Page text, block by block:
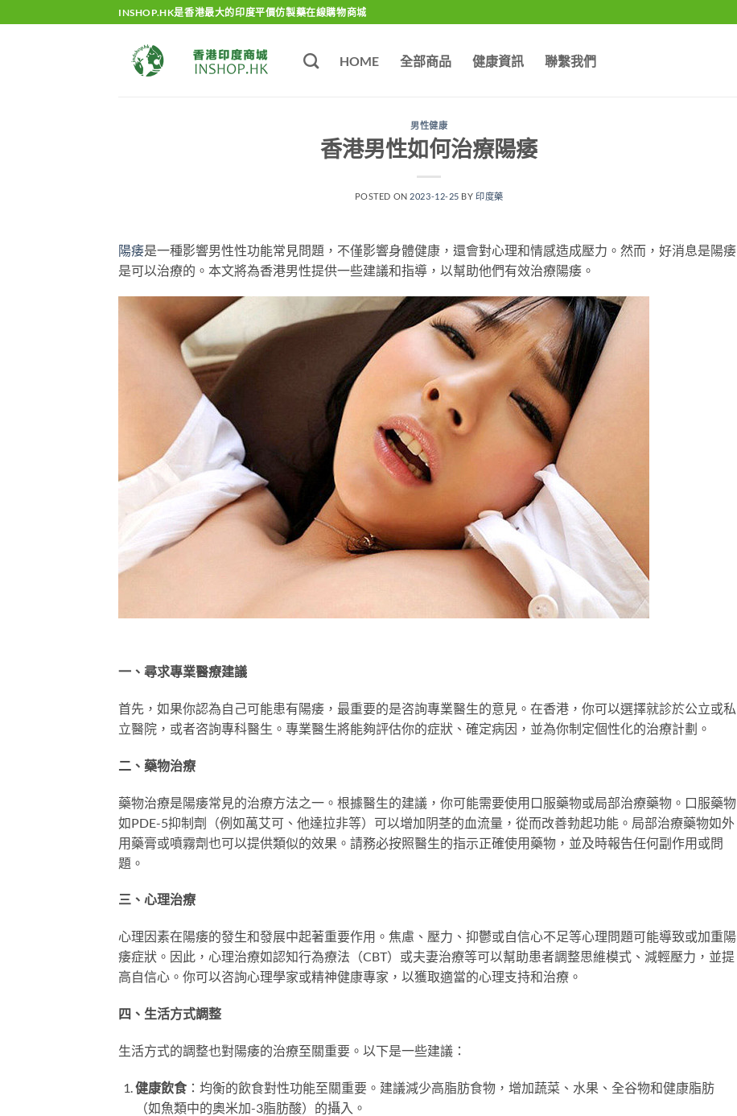
to
INSHOP.HK是香港最大的印度平價仿製藥在線購物商城
HOME 全部商品 健康資訊 聯繫我們
男性健康
香港男性如何治療陽痿
POSTED ON 2023-12-25 BY 印度藥
陽痿是一種影響男性性功能常見問題，不僅影響身體健康，還會對心理和情感造成壓力。然而，好消息是陽痿
是可以治療的。本文將為香港男性提供一些建議和指導，以幫助他們有效治療陽痿。
一、尋求專業醫療建議
首先，如果你認為自己可能患有陽痿，最重要的是咨詢專業醫生的意見。在香港，你可以選擇就診於公立或私
立醫院，或者咨詢專科醫生。專業醫生將能夠評估你的症狀、確定病因，並為你制定個性化的治療計劃。
二、藥物治療
藥物治療是陽痿常見的治療方法之一。根據醫生的建議，你可能需要使用口服藥物或局部治療藥物。口服藥物
如PDE-5抑制劑（例如萬艾可、他達拉非等）可以增加阴茎的血流量，從而改善勃起功能。局部治療藥物如外
用藥膏或噴霧劑也可以提供類似的效果。請務必按照醫生的指示正確使用藥物，並及時報告任何副作用或問
題。
三、心理治療
心理因素在陽痿的發生和發展中起著重要作用。焦慮、壓力、抑鬱或自信心不足等心理問題可能導致或加重陽
痿症狀。因此，心理治療如認知行為療法（CBT）或夫妻治療等可以幫助患者調整思維模式、減輕壓力，並提
高自信心。你可以咨詢心理學家或精神健康專家，以獲取適當的心理支持和治療。
四、生活方式調整
生活方式的調整也對陽痿的治療至關重要。以下是一些建議：
健康飲食：均衡的飲食對性功能至關重要。建議減少高脂肪食物，增加蔬菜、水果、全谷物和健康脂肪
（如魚類中的奧米加-3脂肪酸）的攝入。